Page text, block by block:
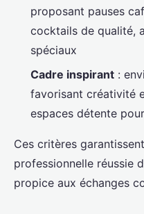
proposant pauses
cocktails de qualité,
spéciaux
Cadre inspirant :
favorisant créativité
espaces détente
Ces critères
professionnelle réussie
propice aux échanges